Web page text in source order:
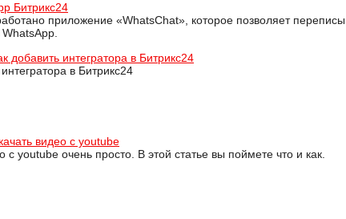
Битрикс24
приложение «WhatsChat», которое позволяет
добавить интегратора в Битрикс24
в Битрикс24
видео с youtube
с youtube очень просто. В этой статье вы поймете что и как.